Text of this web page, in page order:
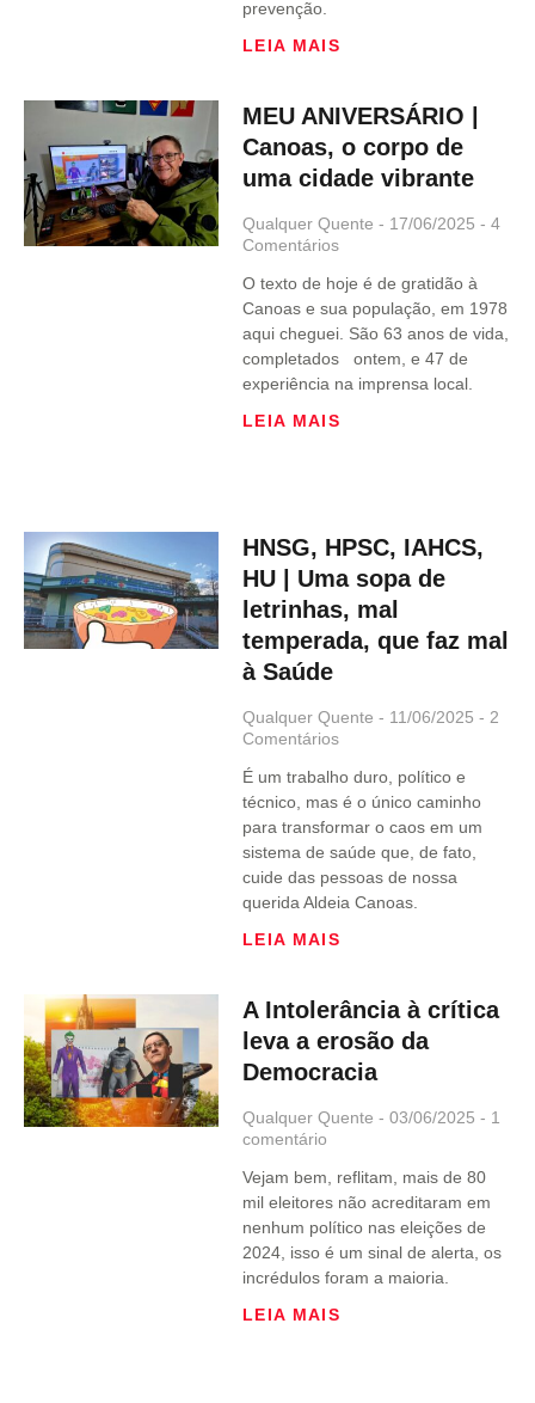
prevenção.
LEIA MAIS
MEU ANIVERSÁRIO |
Canoas, o corpo de
uma cidade vibrante
Qualquer Quente 17/06/2025 4
Comentários
O texto de hoje é de gratidão à
Canoas e sua população, em 1978
aqui cheguei. São 63 anos de vida,
completados ontem, e 47 de
experiência na imprensa local.
LEIA MAIS
HNSG, HPSC, IAHCS,
HU | Uma sopa de
letrinhas, mal
temperada, que faz mal
à Saúde
Qualquer Quente 11/06/2025 2
Comentários
É um trabalho duro, político e
técnico, mas é o único caminho
para transformar o caos em um
sistema de saúde que, de fato,
cuide das pessoas de nossa
querida Aldeia Canoas.
LEIA MAIS
A Intolerância à crítica
leva a erosão da
Democracia
Qualquer Quente 03/06/2025
1
comentário
Vejam bem, reflitam, mais de 80
mil eleitores não acreditaram em
nenhum político nas eleições de
2024, isso é um sinal de alerta, os
incrédulos foram a maioria.
LEIA MAIS